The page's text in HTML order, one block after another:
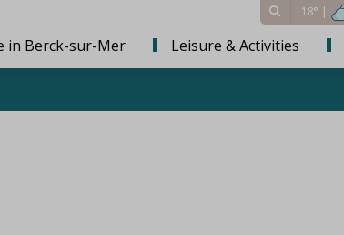
18° |
in Berck-sur-Mer Leisure & Activities